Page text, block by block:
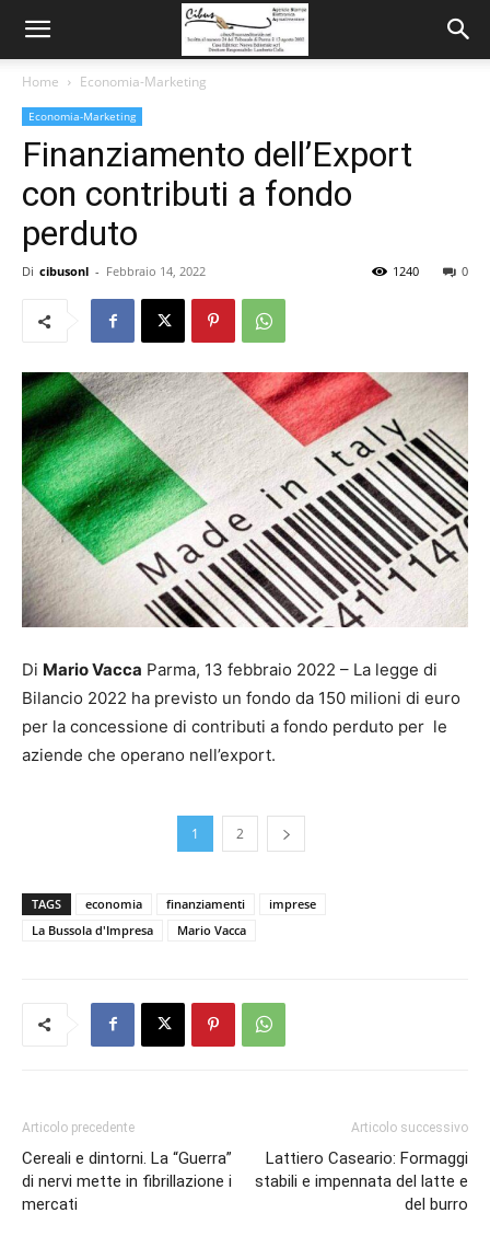
Home Economia-Marketing
Economia-Marketing
Finanziamento dell’Export
con contributi a fondo
perduto
Di cibusonl - Febbraio 14, 2022 0
1240
Di Mario Vacca Parma, 13 febbraio 2022 – La legge di
Bilancio 2022 ha previsto un fondo da 150 milioni di euro
per la concessione di contributi a fondo perduto per le
aziende che operano nell’export.
1 2
TAGS economia finanziamenti
imprese
La Bussola d'Impresa
Mario Vacca
Articolo precedente
Cereali e dintorni. La “Guerra”
di nervi mette in fibrillazione i
mercati
Articolo successivo
Lattiero Caseario: Formaggi
stabili e impennata del latte e
del burro